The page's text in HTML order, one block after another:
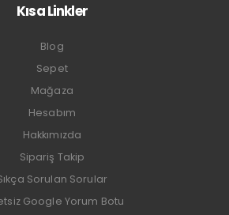
Kısa Linkler
Blog
Sepet
Mağaza
Hesabım
Hakkımızda
Sipariş Takip
Sorulan Sorular
Google Yorum Botu